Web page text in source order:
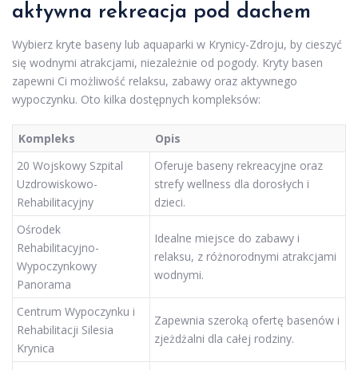
aktywna rekreacja pod dachem
Wybierz kryte baseny lub aquaparki w Krynicy-Zdroju, by cieszyć
się wodnymi atrakcjami, niezależnie od pogody. Kryty basen
zapewni Ci możliwość relaksu, zabawy oraz aktywnego
wypoczynku. Oto kilka dostępnych kompleksów:
Kompleks
Opis
20 Wojskowy Szpital
Uzdrowiskowo-
Rehabilitacyjny
Oferuje baseny rekreacyjne oraz
strefy wellness dla dorosłych i
dzieci.
Ośrodek
Rehabilitacyjno-
Wypoczynkowy
Panorama
Idealne miejsce do zabawy i
relaksu, z różnorodnymi atrakcjami
wodnymi.
Centrum Wypoczynku i
Rehabilitacji Silesia
Krynica
Zapewnia szeroką ofertę basenów i
zjeżdżalni dla całej rodziny.